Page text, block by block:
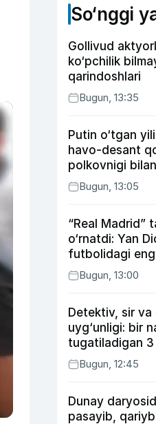
So‘nggi
Gollivud
ko‘pchilik
qarindoshlari
Bugun, 13:35
Putin o‘tgan
havo-desant
polkovnigi
suhbatlashdi
Bugun, 13:05
“Real Madrid”
o‘rnatdi: Yan
futbolidagi
transferga
Bugun, 13:00
Detektiv, sir va
uyg‘unligi: bir
tugatiladigan 3
Bugun, 12:45
Dunay
pasayib,